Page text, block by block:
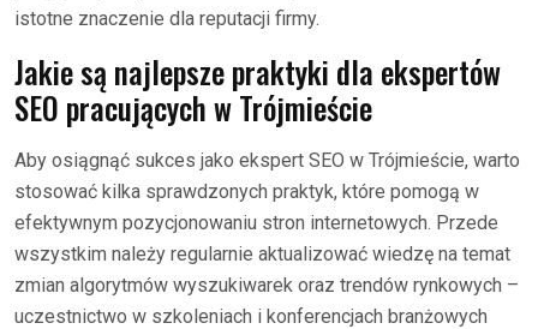
istotne znaczenie dla reputacji firmy.
Jakie są najlepsze praktyki dla ekspertów
SEO pracujących w Trójmieście
Aby osiągnąć sukces jako ekspert SEO w Trójmieście, warto
stosować kilka sprawdzonych praktyk, które pomogą w
efektywnym pozycjonowaniu stron internetowych. Przede
wszystkim należy regularnie aktualizować wiedzę na temat
zmian algorytmów wyszukiwarek oraz trendów rynkowych –
uczestnictwo w szkoleniach i konferencjach branżowych